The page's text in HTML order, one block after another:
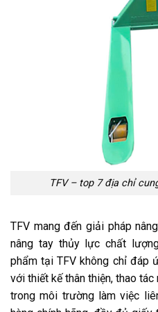
TFV – top 7 địa chỉ
TFV mang đến giải pháp
nâng tay thủy lực chất
phẩm tại TFV không chỉ đáp
với thiết kế thân thiện, thao
trong môi trường làm việc